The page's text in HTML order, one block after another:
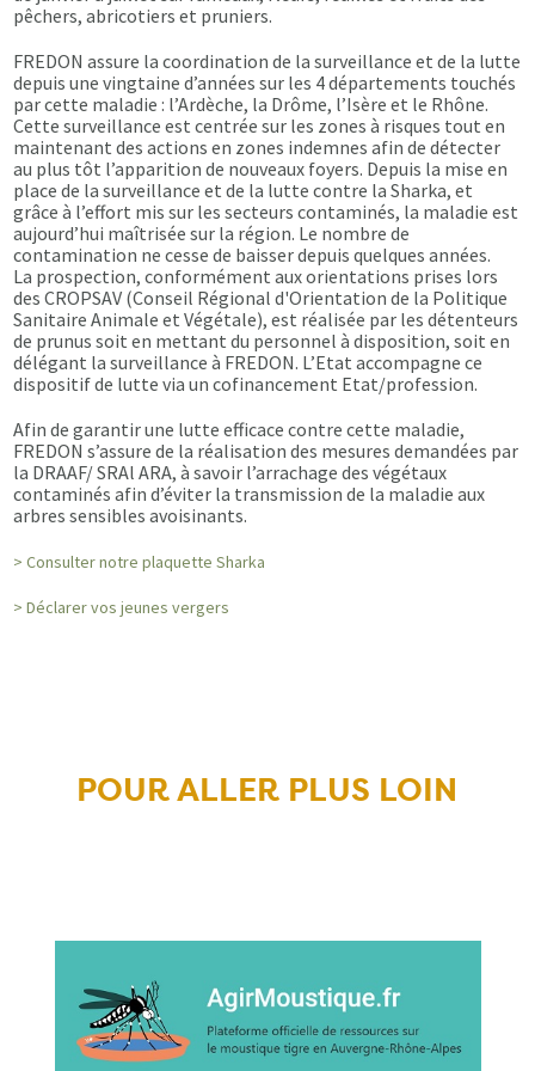
pêchers, abricotiers et pruniers.
FREDON assure la coordination de la surveillance et de la lutte
depuis une vingtaine d’années sur les 4 départements touchés
par cette maladie : l’Ardèche, la Drôme, l’Isère et le Rhône.
Cette surveillance est centrée sur les zones à risques tout en
maintenant des actions en zones indemnes afin de détecter
au plus tôt l’apparition de nouveaux foyers. Depuis la mise en
place de la surveillance et de la lutte contre la Sharka, et
grâce à l’effort mis sur les secteurs contaminés, la maladie est
aujourd’hui maîtrisée sur la région. Le nombre de
contamination ne cesse de baisser depuis quelques années.
La prospection, conformément aux orientations prises lors
des CROPSAV (Conseil Régional d'Orientation de la Politique
Sanitaire Animale et Végétale), est réalisée par les détenteurs
de prunus soit en mettant du personnel à disposition, soit en
délégant la surveillance à FREDON. L’Etat accompagne ce
dispositif de lutte via un cofinancement Etat/profession.
Afin de garantir une lutte efficace contre cette maladie,
FREDON s’assure de la réalisation des mesures demandées par
la DRAAF/ SRAl ARA, à savoir l’arrachage des végétaux
contaminés afin d’éviter la transmission de la maladie aux
arbres sensibles avoisinants.
> Consulter notre plaquette Sharka
> Déclarer vos jeunes vergers
POUR ALLER PLUS LOIN